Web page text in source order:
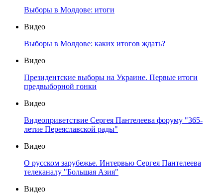
Выборы в Молдове: итоги
Видео
Выборы в Молдове: каких итогов ждать?
Видео
Президентские выборы на Украине. Первые итоги
предвыборной гонки
Видео
Видеоприветствие Сергея Пантелеева форуму "365-
летие Переяславской рады"
Видео
О русском зарубежье. Интервью Сергея Пантелеева
телеканалу "Большая Азия"
Видео